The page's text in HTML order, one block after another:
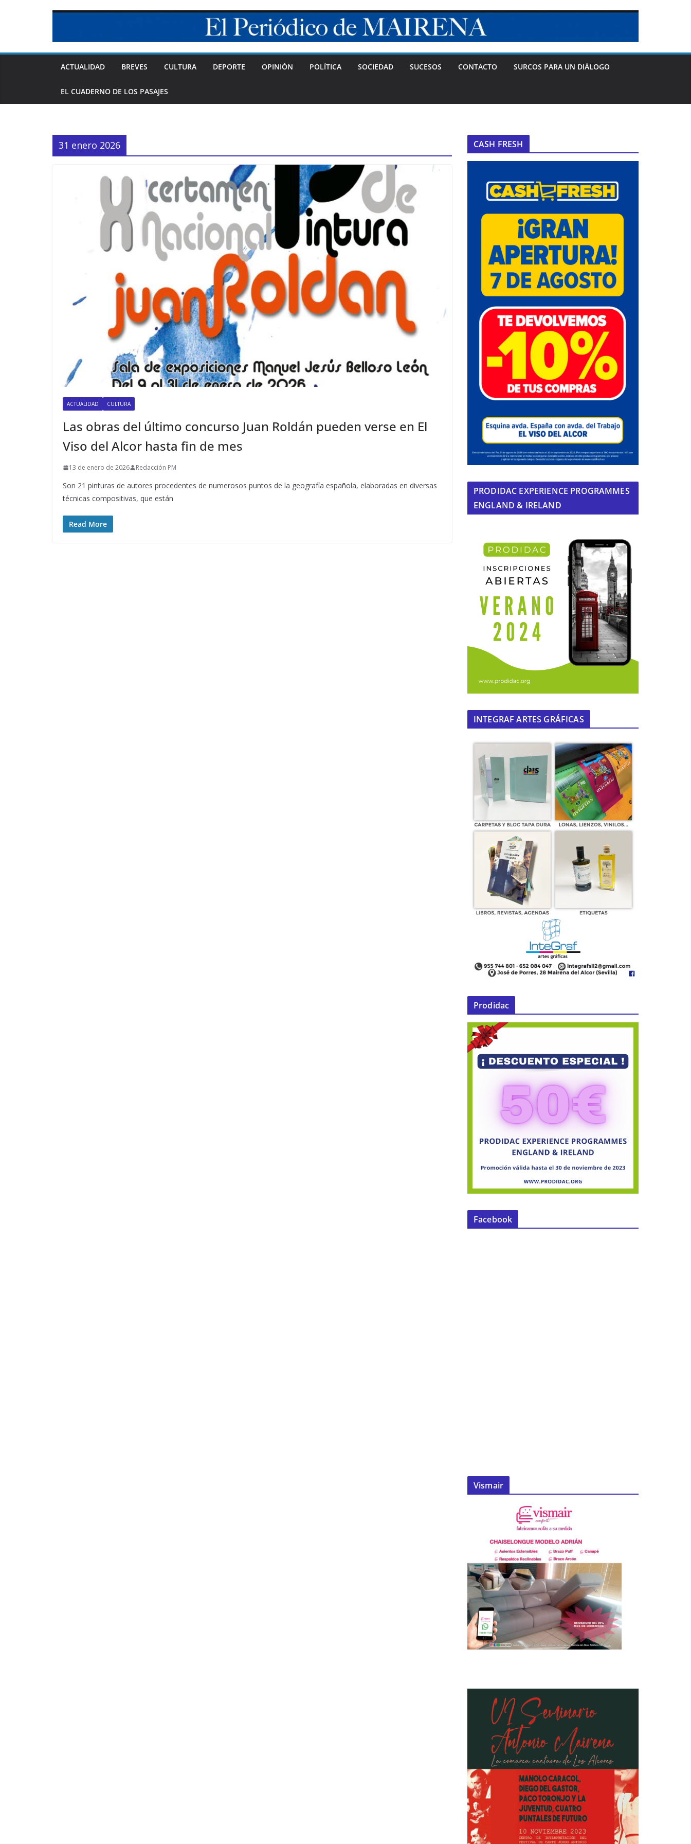
ACTUALIDAD BREVES CULTURA DEPORTE OPINIÓN POLÍTICA SOCIEDAD SUCESOS CONTACTO SURCOS PARA UN DIÁLOGO
EL CUADERNO DE LOS PASAJES
31 enero 2026
ACTUALIDAD CULTURA
Las obras del último concurso Juan Roldán pueden verse en El
Viso del Alcor hasta fin de mes
13 de enero de 2026 Redacción PM
Son 21 pinturas de autores procedentes de numerosos puntos de la geografía española, elaboradas en diversas
técnicas compositivas, que están
Read More
CASH FRESH
PRODIDAC EXPERIENCE PROGRAMMES
ENGLAND & IRELAND
INTEGRAF ARTES GRÁFICAS
Prodidac
Facebook
Vismair